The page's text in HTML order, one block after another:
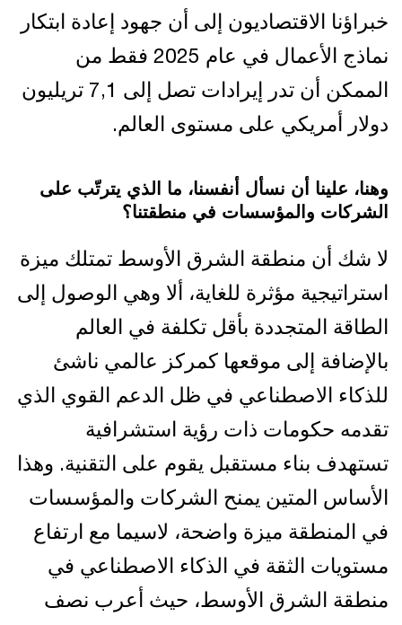
خبراؤنا الاقتصاديون إلى أن جهود إعادة ابتكار
نماذج الأعمال في عام 2025 فقط من
الممكن أن تدر إيرادات تصل إلى 7,1 تريليون
دولار أمريكي على مستوى العالم.
وهنا، علينا أن نسأل أنفسنا، ما الذي يترتّب على
الشركات والمؤسسات في منطقتنا؟
لا شك أن منطقة الشرق الأوسط تمتلك ميزة
استراتيجية مؤثرة للغاية، ألا وهي الوصول إلى
الطاقة المتجددة بأقل تكلفة في العالم
بالإضافة إلى موقعها كمركز عالمي ناشئ
للذكاء الاصطناعي في ظل الدعم القوي الذي
تقدمه حكومات ذات رؤية استشرافية
تستهدف بناء مستقبل يقوم على التقنية. وهذا
الأساس المتين يمنح الشركات والمؤسسات
في المنطقة ميزة واضحة، لاسيما مع ارتفاع
مستويات الثقة في الذكاء الاصطناعي في
منطقة الشرق الأوسط، حيث أعرب نصف